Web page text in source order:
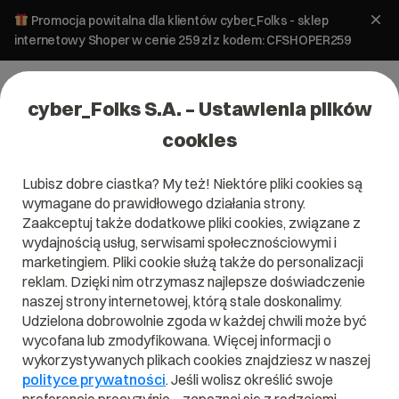
Promocja powitalna dla klientów cyber_Folks - sklep
internetowy Shoper w cenie 259 zł z kodem: CFSHOPER259
Certyfikat SSL
cyber_SSL
WildCard v2.0
Skonfiguruj wybrany pakiet i sprawdź, co
najchętniej wybierali do niego inni
użytkownicy.
cyber_Folks S.A. – Ustawienia plików
cookies
Lubisz dobre ciastka? My też! Niektóre pliki cookies są
wymagane do prawidłowego działania strony.
Zaakceptuj także dodatkowe pliki cookies, związane z
wydajnością usług, serwisami społecznościowymi i
marketingiem. Pliki cookie służą także do personalizacji
reklam. Dzięki nim otrzymasz najlepsze doświadczenie
naszej strony internetowej, którą stale doskonalimy.
Udzielona dobrowolnie zgoda w każdej chwili może być
wycofana lub zmodyfikowana. Więcej informacji o
wykorzystywanych plikach cookies znajdziesz w naszej
polityce prywatności. Jeśli wolisz określić swoje